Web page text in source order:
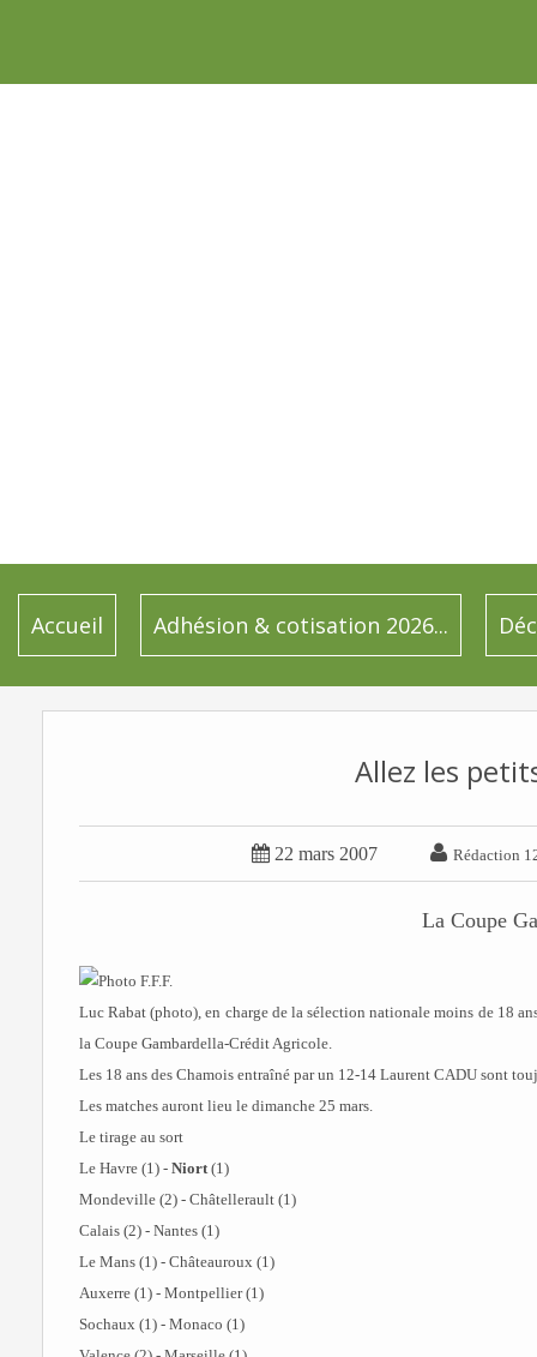
Accueil Adhésion & cotisation 2026...
Allez les
 22 mars 2007  Rédaction
La Coupe
Luc Rabat (photo), en charge de la sélection nationale moins de 18
la Coupe Gambardella-Crédit Agricole.
Les 18 ans des Chamois entraîné par un 12-14 Laurent CADU sont
Les matches auront lieu le dimanche 25 mars.
Le tirage au sort
Le Havre (1) - Niort(1)
Mondeville (2) - Châtellerault (1)
Calais (2) - Nantes (1)
Le Mans (1) - Châteauroux (1)
Auxerre (1) - Montpellier (1)
Sochaux (1) - Monaco (1)